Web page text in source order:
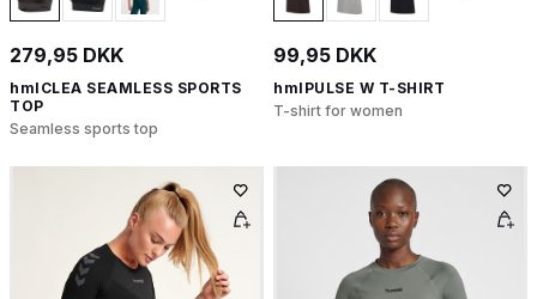
279,95 DKK
hmlCLEA SEAMLESS SPORTS
TOP
Seamless sports top
99,95 DKK
hmlPULSE W T-SHIRT
T-shirt for women